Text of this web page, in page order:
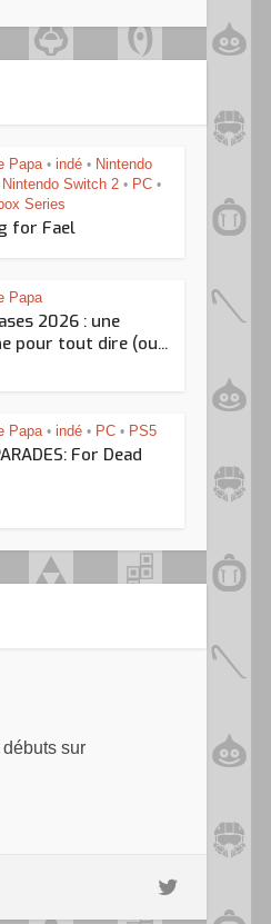
Papa • indé • Nintendo
Nintendo Switch 2 • PC •
Series
for Fael
Papa
2026 : une
pour tout dire (ou...
Papa • indé • PC • PS5
For Dead
sur